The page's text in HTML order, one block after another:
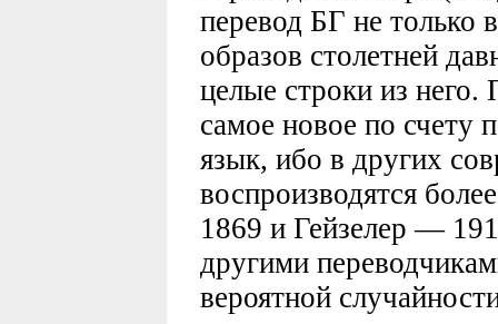
перевод БГ не только
образов столетней
целые строки из
самое новое по счету
язык, ибо в других
воспроизводятся
1869 и Гейзелер —
другими
вероятной